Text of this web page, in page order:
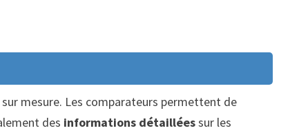
mesure. Les comparateurs permettent de
des informations détailléessur les